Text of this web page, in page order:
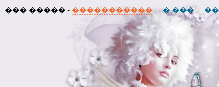
��� ����� - ����������� � ���